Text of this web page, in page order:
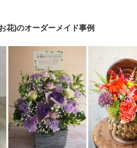
花)のオーダーメイド事例